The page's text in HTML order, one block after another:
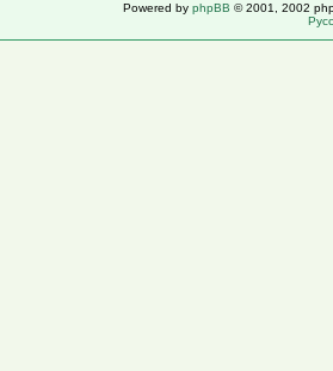
Powered by phpBB © 2001, 2002